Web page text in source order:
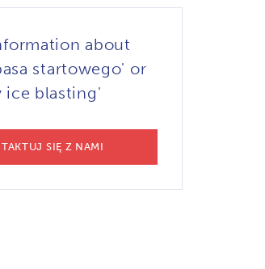
about
startowego' or
ice blasting'
SIĘ Z NAMI